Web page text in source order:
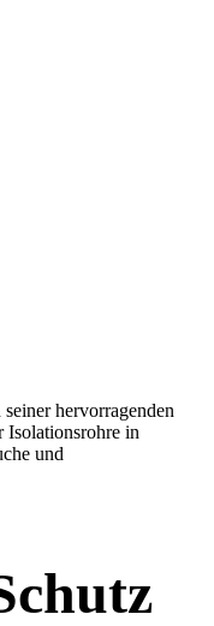
hervorragenden
Isolationsrohre in
und